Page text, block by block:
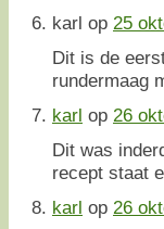
karl op 25
Dit is de
rundermaag
karl op 26
Dit was
recept staat
karl op 26